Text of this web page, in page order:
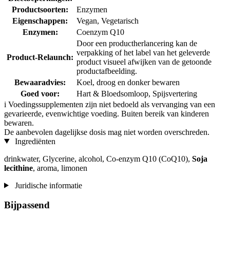
Productsoorten:
Enzymen
Eigenschappen:
Vegan, Vegetarisch
Enzymen:
Coenzym Q10
Product-Relaunch:
Door een productherlancering kan de
verpakking of het label van het geleverde
product visueel afwijken van de getoonde
productafbeelding.
Bewaaradvies:
Koel, droog en donker bewaren
Goed voor:
Hart & Bloedsomloop, Spijsvertering
i Voedingssupplementen zijn niet bedoeld als vervanging van een
gevarieerde, evenwichtige voeding. Buiten bereik van kinderen
bewaren.
De aanbevolen dagelijkse dosis mag niet worden overschreden.
Ingrediënten
drinkwater, Glycerine, alcohol, Co-enzym Q10 (CoQ10), Soja
lecithine, aroma, limonen
Juridische informatie
Bijpassend